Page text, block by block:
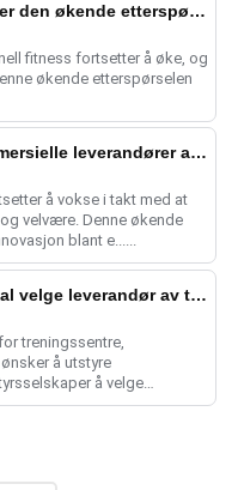
Hvordan en vektskivefabrikk møter den økende etterspørselen i treningsbransjen
fitness fortsetter å øke, og
økende etterspørselen
De viktigste trendene innen kommersielle leverandører av treningsutstyr
å vokse i takt med at
velvære. Denne økende
blant e......
Faktorer å ta hensyn til når du skal velge leverandør av treningsutstyr
treningssentre,
å utstyre
å velge